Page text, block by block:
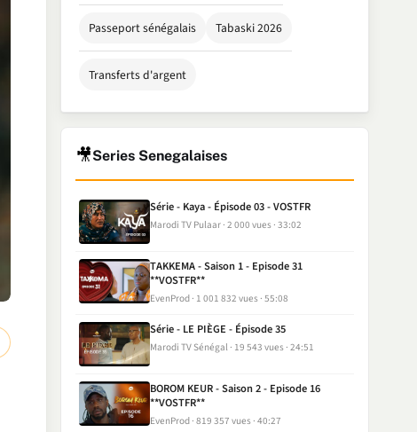
Passeport sénégalais Tabaski 2026
Transferts d'argent
🎥Series Senegalaises
Série - Kaya - Épisode 03 - VOSTFR
Marodi TV Pulaar 2 000 vues 33:02
TAKKEMA - Saison 1 - Episode 31
**VOSTFR**
EvenProd 1 001 832 vues 55:08
Série - LE PIÈGE - Épisode 35
Marodi TV Sénégal 19 543 vues 24:51
BOROM KEUR - Saison 2 - Episode 16
**VOSTFR**
EvenProd 819 357 vues 40:27